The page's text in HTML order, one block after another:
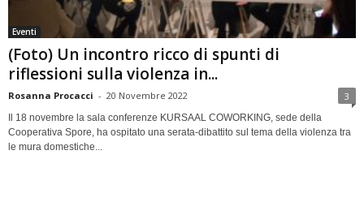
Eventi
(Foto) Un incontro ricco di spunti di
riflessioni sulla violenza in...
Rosanna Procacci - 20 Novembre 2022 3
Il 18 novembre la sala conferenze KURSAAL COWORKING, sede della
Cooperativa Spore, ha ospitato una serata-dibattito sul tema della violenza tra
le mura domestiche...